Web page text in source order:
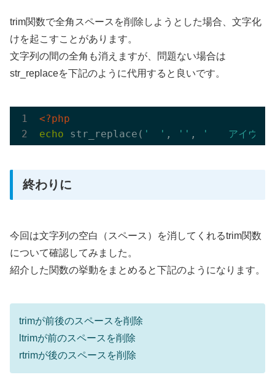
trim関数で全角スペースを削除しようとした場合、文字化
けを起こすことがあります。
文字列の間の全角も消えますが、問題ない場合は
str_replaceを下記のように代用すると良いです。
<?php
echo str_replace( '　' , '' , '　　アイウエ
終わりに
今回は文字列の空白（スペース）を消してくれるtrim関数
について確認してみました。
紹介した関数の挙動をまとめると下記のようになります。
trimが前後のスペースを削除
ltrimが前のスペースを削除
rtrimが後のスペースを削除